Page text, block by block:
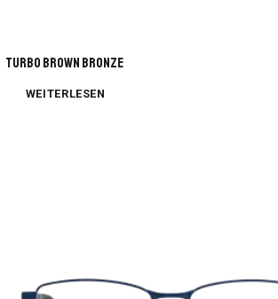
TURBO BROWN BRONZE
WEITERLESEN